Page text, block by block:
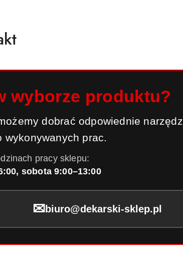
wyborze produktu?
dobrać odpowiednie
wykonywanych prac.
pracy sklepu:
sobota 9:00–13:00
✉ biuro@dekarski-sklep.pl